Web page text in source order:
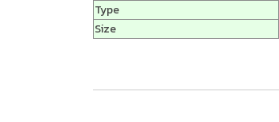
Type
Size